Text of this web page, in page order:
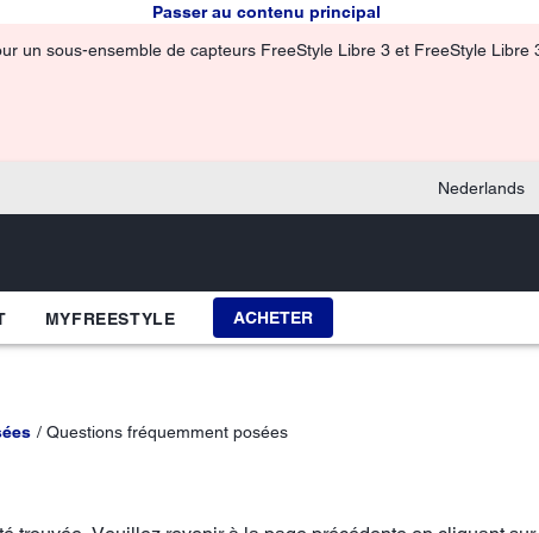
Passer au contenu principal
un sous-ensemble de capteurs FreeStyle Libre 3 et FreeStyle Libre
Nederlands
MYFREESTYLE ACHETER
Questions fréquemment posées